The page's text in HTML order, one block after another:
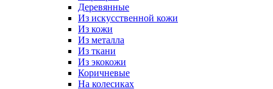
Деревянные
Из искусственной кожи
Из кожи
Из металла
Из ткани
Из экокожи
Коричневые
На колесиках